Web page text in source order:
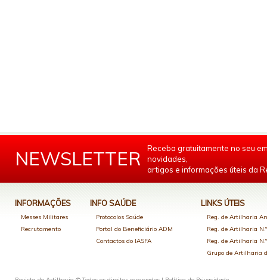
NEWSLETTER
Receba gratuitamente no seu
novidades,
artigos e informações úteis da
INFORMAÇÕES
Messes Militares
Recrutamento
INFO SAÚDE
Protocolos Saúde
Portal do Beneficiário ADM
Contactos do IASFA
LINKS ÚTEIS
Reg. de Artilharia
Reg. de Artilharia
Reg. de Artilharia
Grupo de Artilharia